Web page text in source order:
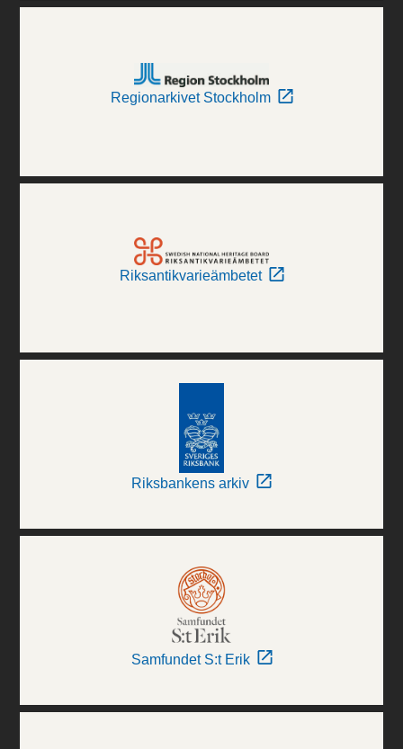
Regionarkivet Stockholm
Riksantikvarieämbetet
Riksbankens arkiv
Samfundet S:t Erik